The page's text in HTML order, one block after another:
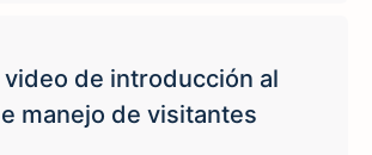
video de introducción al
manejo de visitantes